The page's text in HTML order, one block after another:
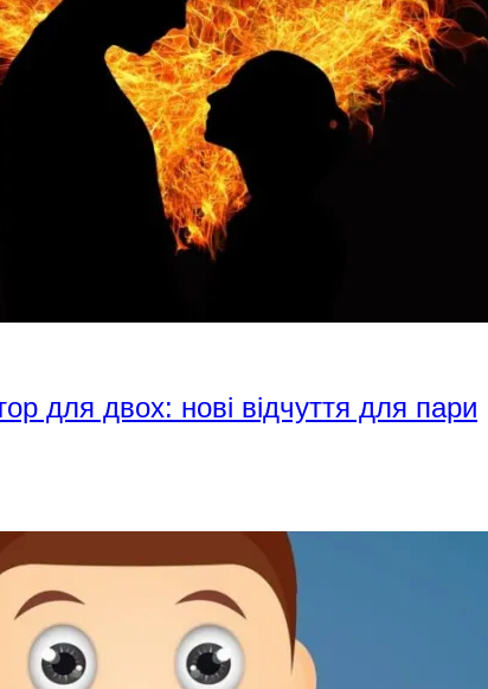
для двох: нові відчуття для пари